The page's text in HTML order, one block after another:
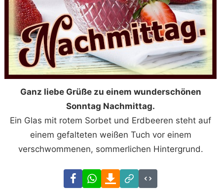
Ganz liebe Grüße zu einem wunderschönen
Sonntag Nachmittag.
Ein Glas mit rotem Sorbet und Erdbeeren steht auf
einem gefalteten weißen Tuch vor einem
verschwommenen, sommerlichen Hintergrund.
FacebookWhatsAppDownload
Link
Code